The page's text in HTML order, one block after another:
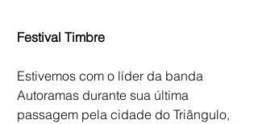
Festival Timbre
Estivemos com o líder da banda
Autoramas durante sua última
passagem pela cidade do Triângulo,